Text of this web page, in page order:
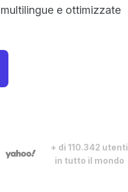
e ottimizzate
+ di 110.342 utenti
in tutto il mondo